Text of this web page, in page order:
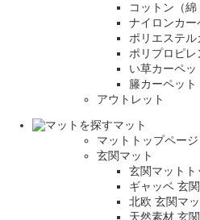
コットン（
ナイロンカー
ポリエステル
ポリプロピレ
い草カーペッ
籐カーペット
アウトレット
マット
マットトップページ
玄関マット
玄関マットト
ギャッベ 玄
北欧 玄関マッ
天然素材 玄